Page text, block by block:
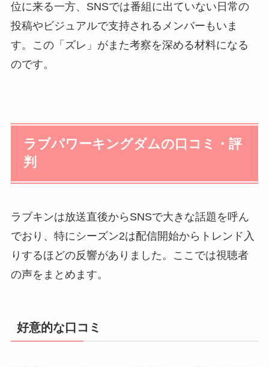
位に来る一方、SNSでは番組に出ていない日常の
投稿やビジュアルで支持されるメンバーもいま
す。この「ズレ」がまた考察を深める材料になる
のです。
ラブパワーキングダムの口コミ・評
判
ラブキンは放送直後からSNSで大きな話題を呼ん
でおり、特にシーズン2は配信開始からトレンド入
りするほどの反響がありました。ここでは視聴者
の声をまとめます。
好意的な口コミ